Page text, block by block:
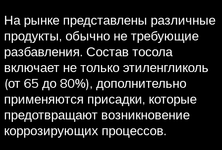
На рынке представлены различные
продукты, обычно не требующие
разбавления. Состав тосола
включает не только этиленгликоль
(от 65 до 80%), дополнительно
применяются присадки, которые
предотвращают возникновение
коррозирующих процессов.